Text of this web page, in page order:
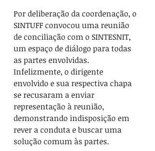
Por deliberação da coordenação, o
SINTUFF convocou uma reunião
de conciliação com o SINTESNIT,
um espaço de diálogo para todas
as partes envolvidas.
Infelizmente, o dirigente
envolvido e sua respectiva chapa
se recusaram a enviar
representação à reunião,
demonstrando indisposição em
rever a conduta e buscar uma
solução comum às partes.